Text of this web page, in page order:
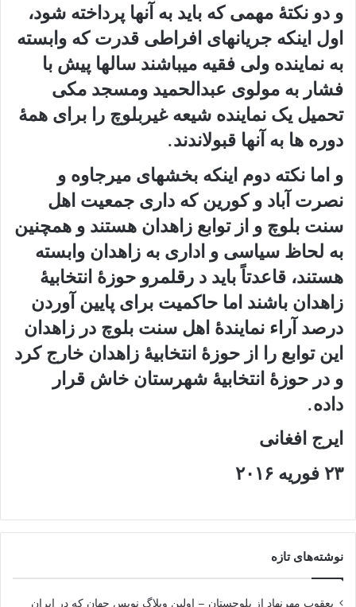
و دو نکتهٔ مهمی که باید به آنها پرداخته شود،
اول اینکه جریانهای افراطی قدرت که وابسته
به نماینده ولی فقیه میباشند سالها پیش با
فشار به مولوی عبدالحمید ومسجد مکی
تحمیل یک نماینده شیعه غیربلوچ را برای همهٔ
دوره ها به آنها قبولاندند.
و اما نکته دوم اینکه بخشهای میرجاوه و
نصرت آباد و کورین که داری جمعیت اهل
سنت بلوچ و از توابع زاهدان هستند و همچنین
به لحاظ سیاسی و اداری به زاهدان وابسته
هستند، قاعدتاً باید د رقلمرو حوزهٔ انتخابیهٔ
زاهدان باشند اما حاکمیت برای پایین آوردن
درصد آراء نمایندهٔ اهل سنت بلوچ در زاهدان
این توابع را از حوزهٔ انتخابیهٔ زاهدان خارج کرد
و در حوزهٔ انتخابیهٔ شهرستان خاش قرار
داده.
ایرج افغانی
۲۳ فوریه ۲۰۱۶
نوشته‌های تازه
یعقوب مهرنهاد از بلوچستان – اولین وبلاگ نویس جهان که در ایران